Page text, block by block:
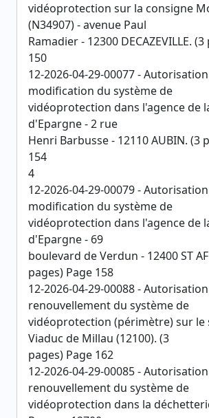
vidéoprotection sur la consigne
(N34907) - avenue Paul
Ramadier - 12300 DECAZEVILLE.
150
12-2026-04-29-00077 -
modification du système de
vidéoprotection dans l'agence de
d'Epargne - 2 rue
Henri Barbusse - 12110 AUBIN. (3
154
4
12-2026-04-29-00079 -
modification du système de
vidéoprotection dans l'agence de
d'Epargne - 69
boulevard de Verdun - 12400 ST
pages) Page 158
12-2026-04-29-00088 -
renouvellement du système de
vidéoprotection (périmètre) sur le
Viaduc de Millau (12100). (3
pages) Page 162
12-2026-04-29-00085 -
renouvellement du système de
vidéoprotection dans la